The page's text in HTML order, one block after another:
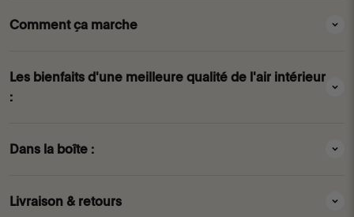
Comment ça marche
Les bienfaits d'une meilleure qualité de l'air intérieur
:
Dans la boîte :
Livraison & retours